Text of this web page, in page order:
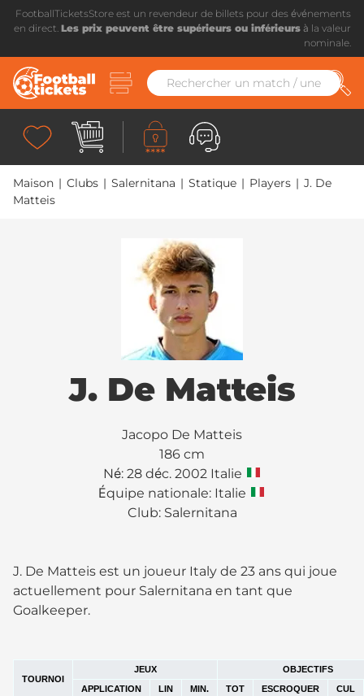
FootballTicketsStore est un revendeur de billets pour des événements
en direct. Les prix peuvent être supérieurs ou inférieurs à la valeur
nominale.
Maison | Clubs | Salernitana | Statique | Players | J. De
Matteis
J. De Matteis
Jacopo De Matteis
186 cm
Né: 28 déc. 2002 Italie
Équipe nationale: Italie
Club: Salernitana
J. De Matteis est un joueur Italy de 23 ans qui joue
actuellement pour Salernitana en tant que
Goalkeeper.
TOURNOI
JEUX
OBJECTIFS
APPLICATION
LIN MIN. TOT ESCROQUER
CUL